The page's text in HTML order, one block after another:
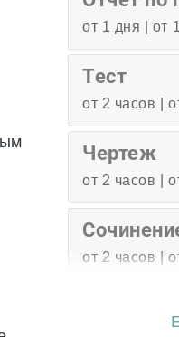
от 1 дня | от
Тест
от 2 часов |
Чертеж
от 2 часов |
от 2 часов |